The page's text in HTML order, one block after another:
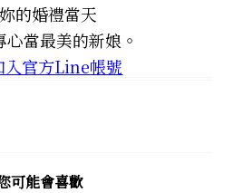
的婚禮當天
心當最美的新娘。
入官方Line帳號
可能會喜歡